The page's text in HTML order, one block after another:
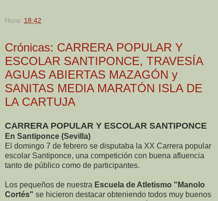
Hora: 18:42
Crónicas: CARRERA POPULAR Y
ESCOLAR SANTIPONCE, TRAVESÍA
AGUAS ABIERTAS MAZAGÓN y
SANITAS MEDIA MARATÓN ISLA DE
LA CARTUJA
CARRERA POPULAR Y ESCOLAR SANTIPONCE
En Santiponce (Sevilla)
El domingo 7 de febrero se disputaba la XX Carrera popular
escolar Santiponce, una competición con buena afluencia
tanto de público como de participantes.
Los pequeños de nuestra Escuela de Atletismo "Manolo
Cortés" se hicieron destacar obteniendo todos muy buenos